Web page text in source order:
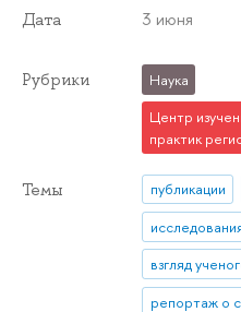
Дата 3 июня
Рубрики
Наука
Центр
практик
Темы публикации
взгляд
репортаж о